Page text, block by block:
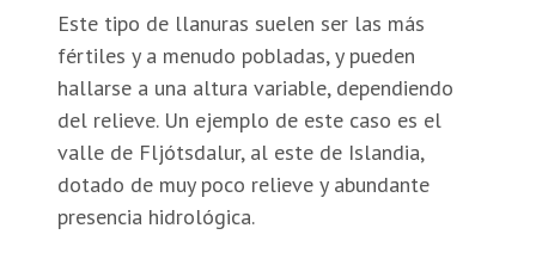
Este tipo de llanuras suelen ser las más
fértiles y a menudo pobladas, y pueden
hallarse a una altura variable, dependiendo
del relieve. Un ejemplo de este caso es el
valle de Fljótsdalur, al este de Islandia,
dotado de muy poco relieve y abundante
presencia hidrológica.